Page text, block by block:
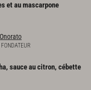
etaumascarpone
sauce au citron, cébette